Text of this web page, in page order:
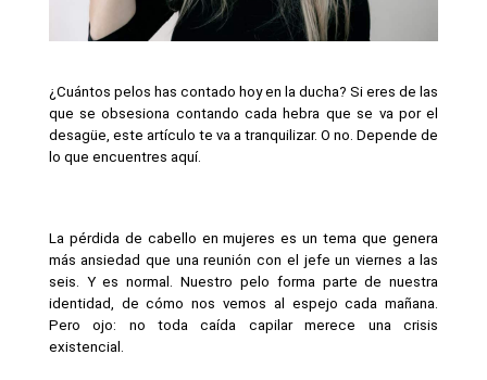
¿Cuántos pelos has contado hoy en la ducha? Si eres de las
que se obsesiona contando cada hebra que se va por el
desagüe, este artículo te va a tranquilizar. O no. Depende de
lo que encuentres aquí.
La pérdida de cabello en mujeres es un tema que genera
más ansiedad que una reunión con el jefe un viernes a las
seis. Y es normal. Nuestro pelo forma parte de nuestra
identidad, de cómo nos vemos al espejo cada mañana.
Pero ojo: no toda caída capilar merece una crisis
existencial.